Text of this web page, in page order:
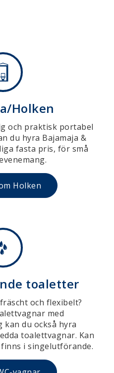
Holken
och praktisk portabel
du hyra Bajamaja &
fasta pris, för små
Holken
toaletter
och flexibelt?
med
du också hyra
toalettvagnar. Kan
i singelutförande.